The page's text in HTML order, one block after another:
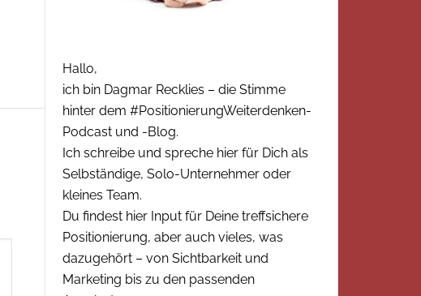
Hallo,
ich bin Dagmar Recklies – die Stimme
hinter dem #PositionierungWeiterdenken-
Podcast und -Blog.
Ich schreibe und spreche hier für Dich als
Selbständige, Solo-Unternehmer oder
kleines Team.
Du findest hier Input für Deine treffsichere
Positionierung, aber auch vieles, was
dazugehört – von Sichtbarkeit und
Marketing bis zu den passenden